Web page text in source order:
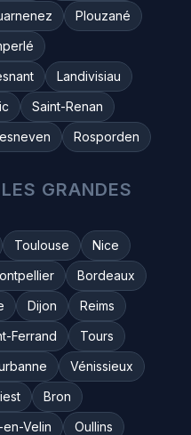
Plouzané
Landivisiau
Saint-Renan
Rosporden
GRANDES
Toulouse
Nice
Bordeaux
Dijon
Reims
Ferrand
Tours
Vénissieux
Bron
Velin
Oullins